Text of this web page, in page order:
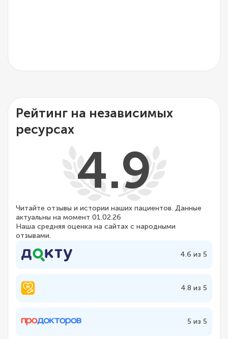
Рейтинг на независимых
ресурсах
4.9
Читайте отзывы и истории наших пациентов. Данные
актуальны на момент 01.02.26
Наша средняя оценка на сайтах с народными
отзывами.
4.6 из 5
4.8 из 5
5 из 5